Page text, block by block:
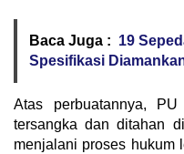
Baca Juga : 19
Spesifikasi
Atas perbuatannya,
tersangka dan ditahan
menjalani proses hukum